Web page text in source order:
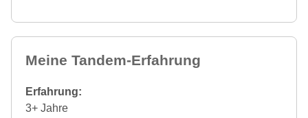
Meine Tandem-Erfahrung
Erfahrung:
3+ Jahre